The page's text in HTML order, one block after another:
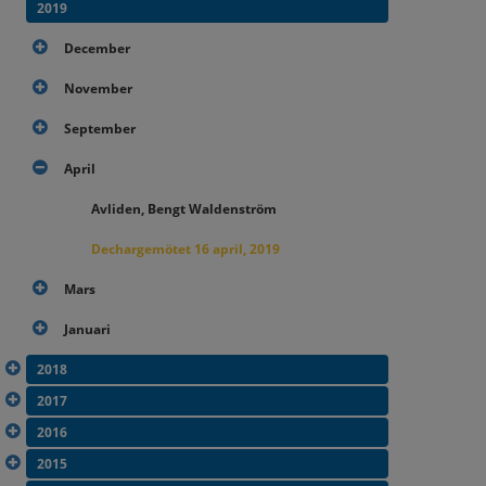
2019
December
November
September
April
Avliden, Bengt Waldenström
Dechargemötet 16 april, 2019
Mars
Januari
2018
2017
2016
2015